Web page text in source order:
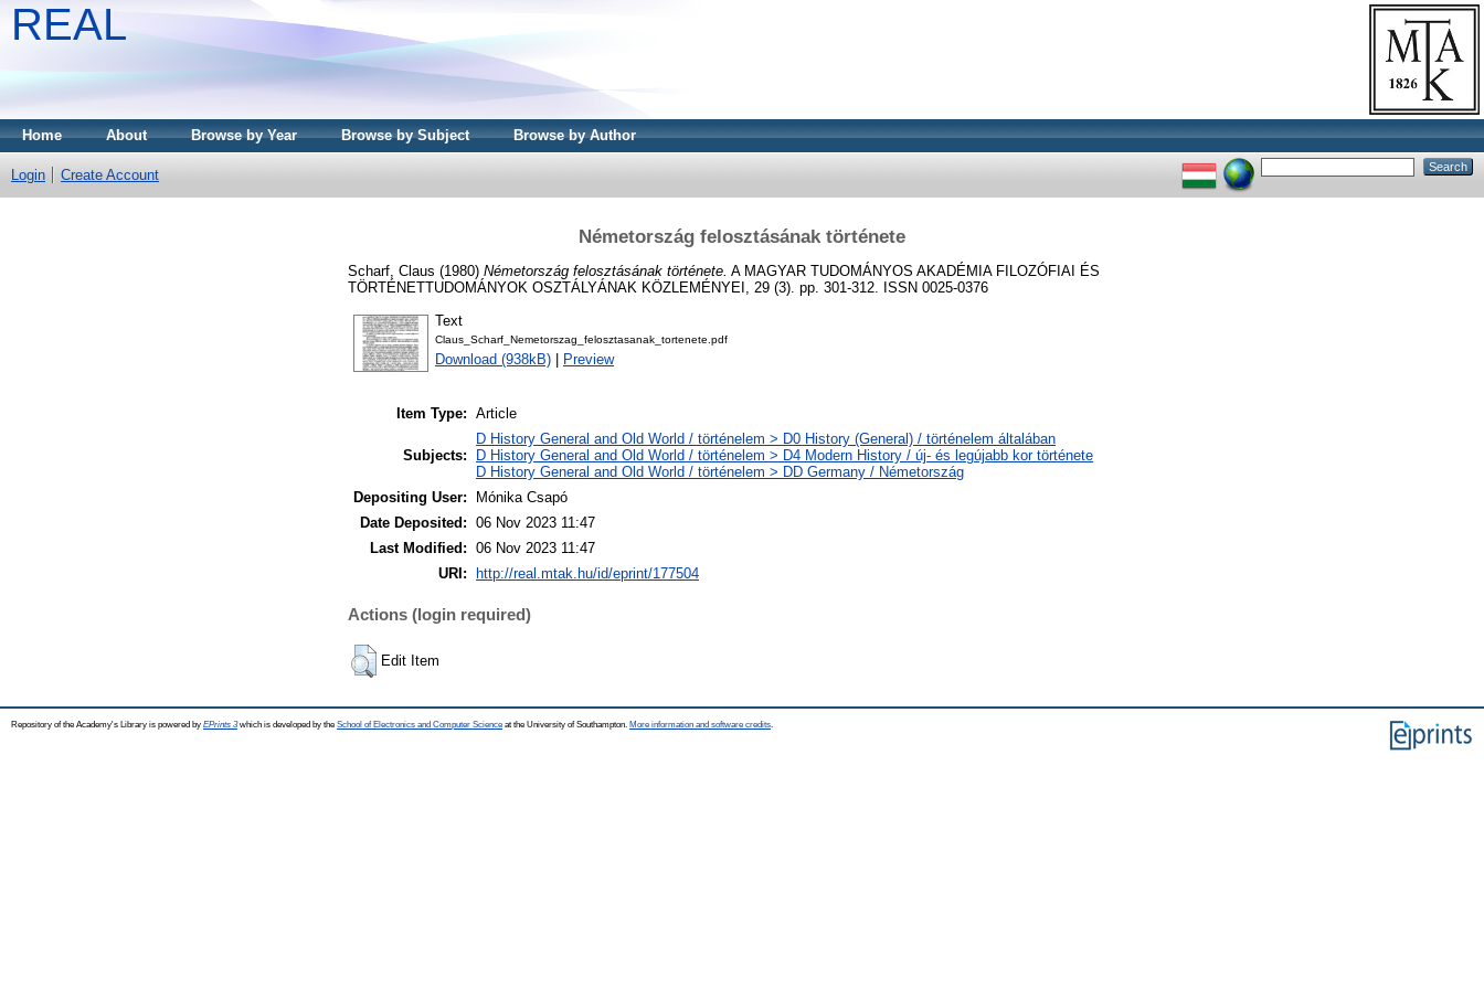
REAL
Home About Browse by Year Browse by Subject Browse by Author
Login Create Account
Németország felosztásának története
Scharf, Claus (1980) Németország felosztásának története. A MAGYAR TUDOMÁNYOS AKADÉMIA FILOZÓFIAI ÉS
TÖRTÉNETTUDOMÁNYOK OSZTÁLYÁNAK KÖZLEMÉNYEI, 29 (3). pp. 301-312. ISSN 0025-0376
Text
Claus_Scharf_Nemetorszag_felosztasanak_tortenete.pdf
Download (938kB) Preview
Item Type: Article
Subjects:
D History General and Old World / történelem > D0 History (General) / történelem általában
D History General and Old World / történelem > D4 Modern History / új- és legújabb kor története
D History General and Old World / történelem > DD Germany / Németország
Depositing User:
Mónika Csapó
Date Deposited: 06 Nov 2023 11:47
Last Modified: 06 Nov 2023 11:47
URI:
http://real.mtak.hu/id/eprint/177504
Actions (login required)
Edit Item
Repository of the Academy's Library is powered by EPrints 3which is developed by the School of Electronics and Computer Science at the University of Southampton. More information and software credits